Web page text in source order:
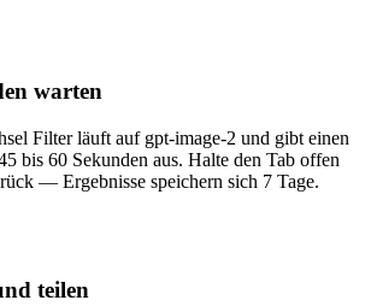
warten
Filter läuft auf gpt-image-2 und gibt einen
bis 60 Sekunden aus. Halte den Tab offen
— Ergebnisse speichern sich 7 Tage.
teilen